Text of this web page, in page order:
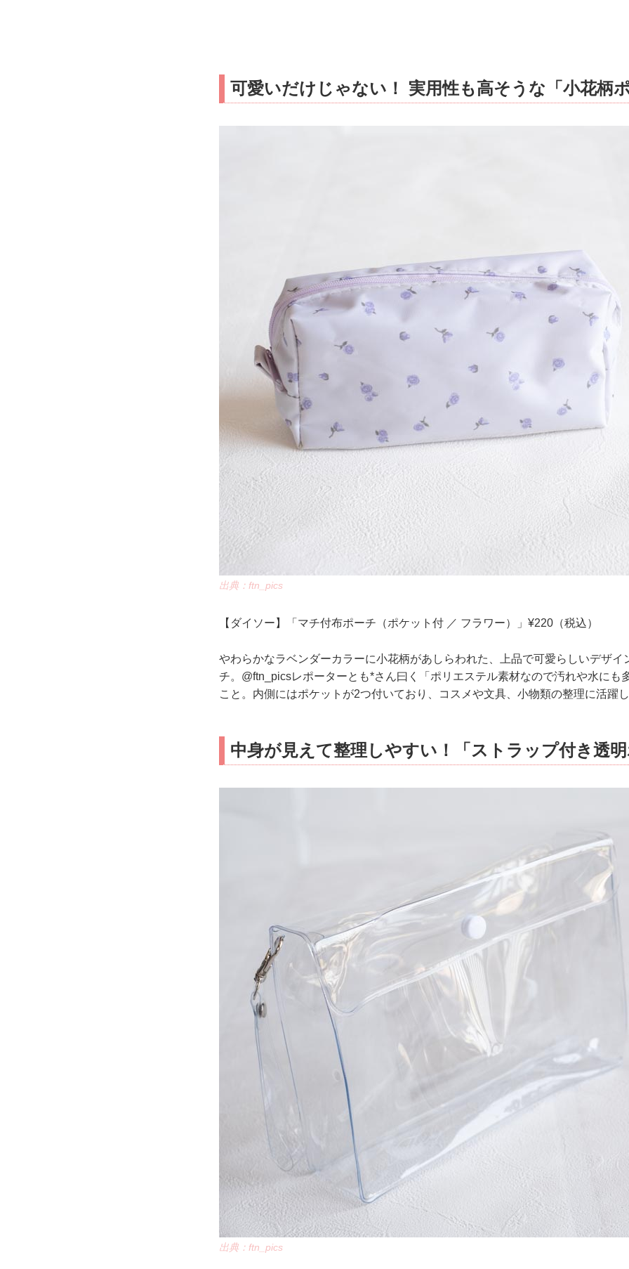
可愛いだけじゃない！ 実用性も高そうな「小花柄
出典：ftn_pics
【ダイソー】「マチ付布ポーチ（ポケット付 ／ フラワー）」¥220（税込）
やわらかなラベンダーカラーに小花柄があしらわれた、上品で可愛らしいデザイ
チ。@ftn_picsレポーターとも*さん曰く「ポリエステル素材なので汚れや水にも
こと。内側にはポケットが2つ付いており、コスメや文具、小物類の整理に活躍
中身が見えて整理しやすい！「ストラップ付き透
出典：ftn_pics